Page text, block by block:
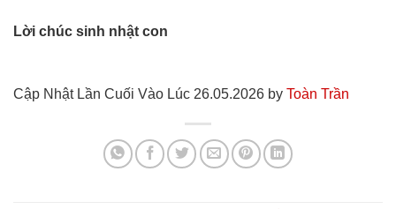
Lời chúc sinh nhật con
Cập Nhật Lần Cuối Vào Lúc 26.05.2026 by Toàn Trần